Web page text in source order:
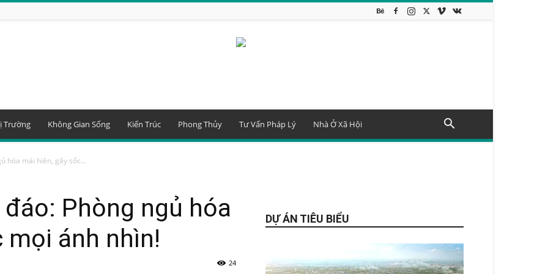
Trường Không Gian Sống Kiến Trúc Phong Thủy Tư Vấn Pháp Lý Nhà Ở Xã Hội
hóa mái hiên, gây sốc...
Phòng ngủ hóa
mọi ánh nhìn!
24
DỰ ÁN TIÊU BIỂU